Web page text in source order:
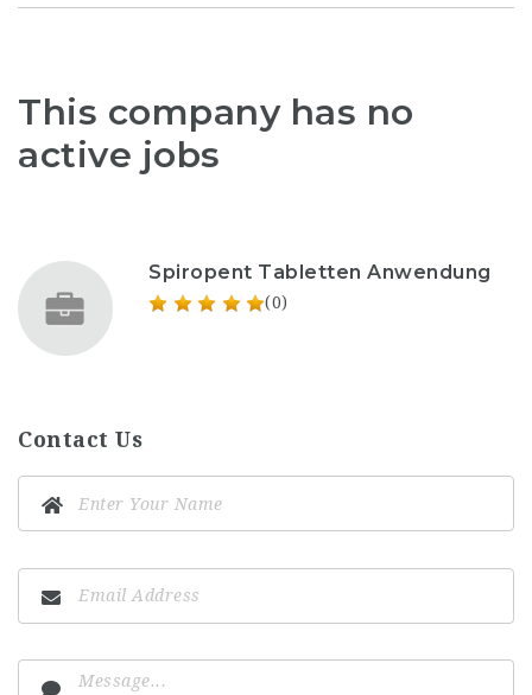
This company has no
active jobs
Spiropent Tabletten Anwendung
(0)
Contact Us